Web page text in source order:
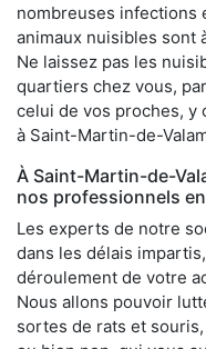
nombreuses infections
animaux nuisibles sont
Ne laissez pas les
quartiers chez vous,
celui de vos proches, y
à Saint-Martin-de-
À Saint-Martin-de-
nos professionnels
Les experts de notre
dans les délais
déroulement de votre
Nous allons pouvoir
sortes de rats et